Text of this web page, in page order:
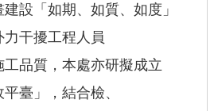
設「如期、如質、如度」
干擾工程人員
品質，本處亦研擬成立
臺」，結合檢、